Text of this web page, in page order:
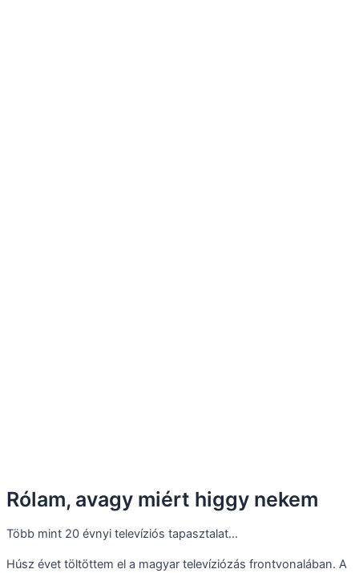
Rólam, avagy miért higgy nekem
Több mint 20 évnyi televíziós tapasztalat…
Húsz évet töltöttem el a magyar televíziózás frontvonalában. A